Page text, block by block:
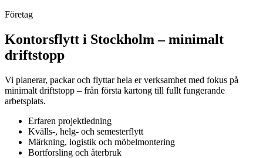
Företag
Kontorsflytt i Stockholm – minimalt
driftstopp
Vi planerar, packar och flyttar hela er verksamhet med fokus på
minimalt driftstopp – från första kartong till fullt fungerande
arbetsplats.
Erfaren projektledning
Kvälls-, helg- och semesterflytt
Märkning, logistik och möbelmontering
Bortforsling och återbruk